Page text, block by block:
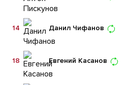
Данил Чифанов
14
Евгений Касанов
18